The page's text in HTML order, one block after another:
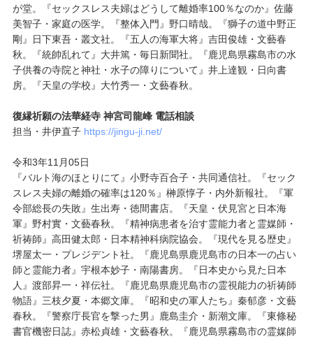
が堂。『セックスレス夫婦はどうして離婚率100％なのか』佐藤
美智子・家庭の医学。『整体入門』野口晴哉。『獅子の道中野正
剛』日下東吾・叢文社。『五人の海軍大将』吉田俊雄・文藝春
秋。『統帥乱れて』大井篤・毎日新聞社。『鹿児島県霧島市の水
子供養の寺院と神社・水子の障りについて』井上達観・日向書
房。『天皇の学校』大竹秀一・文藝春秋。
復縁祈願の法華経寺 神宮司龍峰 電話相談
担当・井伊直子 https://jingu-ji.net/
令和3年11月05日
『バルト海のほとりにて』小野寺百合子・共同通信社。『セック
スレス夫婦の離婚の確率は120％』榊原惇子・内外新報社。『軍
令部総長の失敗』生出寿・徳間書店。『天皇・伏見宮と日本海
軍』野村實・文藝春秋。『精神病患者を治す霊能力者と霊媒師・
祈祷師』高田健太郎・日本精神科病院協会。『現代を見る歴史』
堺屋太一・プレジデント社。『鹿児島県鹿児島市の日本一の占い
師と霊能力者』宇根本妙子・南陽書房。『日本史から見た日本
人』渡部昇一・祥伝社。『鹿児島県鹿児島市の霊視能力の祈祷師
物語』三枝夕夏・本郷文庫。『昭和史の軍人たち』秦郁彦・文藝
春秋。『警察庁長官を撃った男』鹿島圭介・新潮文庫。『東條秘
書官機密日誌』赤松貞雄・文藝春秋。『鹿児島県霧島市の霊媒師